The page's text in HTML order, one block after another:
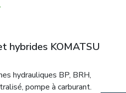
hybrides KOMATSU
hydrauliques BP, BRH,
pompe à carburant.